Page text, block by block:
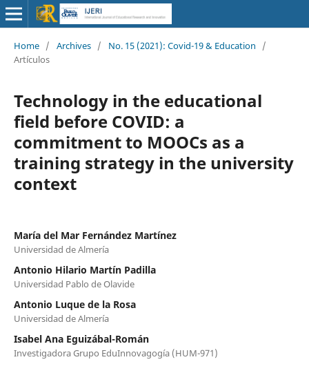
Home / Archives / No. 15 (2021): Covid-19 & Education
/
Artículos
Technology in the educational
field before COVID: a
commitment to MOOCs as a
training strategy in the university
context
María del Mar Fernández Martínez
Universidad de Almería
Antonio Hilario Martín Padilla
Universidad Pablo de Olavide
Antonio Luque de la Rosa
Universidad de Almería
Isabel Ana Eguizábal-Román
Investigadora Grupo EduInnovagogía (HUM-971)